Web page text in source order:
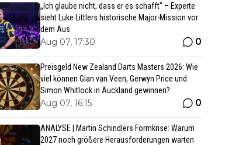
„Ich glaube nicht, dass er es schafft“ – Experte
sieht Luke Littlers historische Major-Mission vor
dem Aus
Aug 07, 17:30 0
Preisgeld New Zealand Darts Masters 2026: Wie
viel können Gian van Veen, Gerwyn Price und
Simon Whitlock in Auckland gewinnen?
Aug 07, 16:15 0
ANALYSE | Martin Schindlers Formkrise: Warum
2027 noch größere Herausforderungen warten